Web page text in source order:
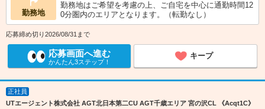
勤務地
勤務地はご希望を考慮の上、ご自宅を中心に通勤時間12
0分圏内のエリアとなります。（転勤なし）
応募締め切り2026/08/31まで
応募画面へ進む
かんたん3ステップ！
キープ
正社員
UTエージェント株式会社 AGT北日本第二CU AGT千歳エリア 宮の沢CL 《Acqt1C》